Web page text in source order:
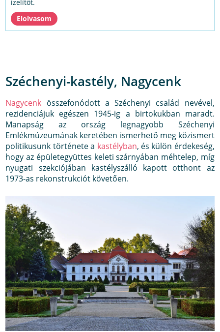
ízelítőt.
Széchenyi-kastély, Nagycenk
Nagycenk összefonódott a Széchenyi család nevével,
rezidenciájuk egészen 1945-ig a birtokukban maradt.
Manapság az ország legnagyobb Széchenyi
Emlékmúzeumának keretében ismerhető meg közismert
politikusunk története a kastélyban, és külön érdekeség,
hogy az épületegyüttes keleti szárnyában méhtelep, míg
nyugati szekciójában kastélyszálló kapott otthont az
1973-as rekonstrukciót követően.